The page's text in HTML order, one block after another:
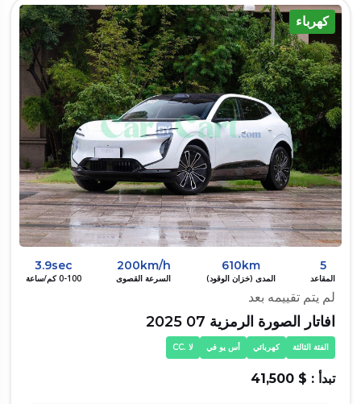
كهرباء
5
المقاعد
610km
المدى (خزان الوقود)
200km/h
السرعة القصوى
3.9sec
0-100 كم/ساعة
لم يتم تقييمه بعد
افاتار الصورة الرمزية 07 2025
الفئة الثالثة كهربائي أس يو في لا .CC
تبدأ : $ 41,500